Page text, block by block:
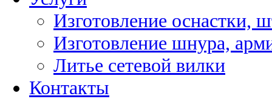
Изготовление оснастки,
Изготовление шнура,
Литье сетевой вилки
Контакты